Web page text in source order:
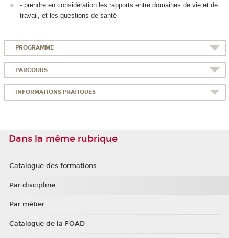
- prendre en considération les rapports entre domaines de vie et de
travail, et les questions de santé
PROGRAMME
PARCOURS
INFORMATIONS PRATIQUES
Dans la même rubrique
Catalogue des formations
Par discipline
Par métier
Catalogue de la FOAD